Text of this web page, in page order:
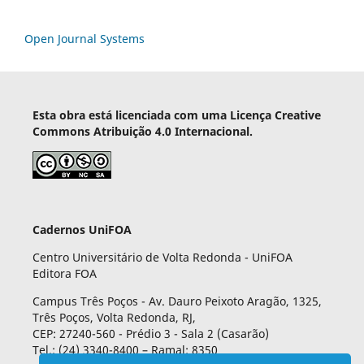
Open Journal Systems
Esta obra está licenciada com uma Licença Creative
Commons Atribuição 4.0 Internacional.
Cadernos UniFOA
Centro Universitário de Volta Redonda - UniFOA
Editora FOA
Campus Três Poços - Av. Dauro Peixoto Aragão, 1325,
Três Poços, Volta Redonda, RJ,
CEP: 27240-560 - Prédio 3 - Sala 2 (Casarão)
Tel.: (24) 3340-8400 – Ramal: 8350